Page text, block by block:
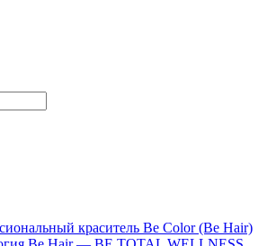
краситель Be Color (Be Hair)